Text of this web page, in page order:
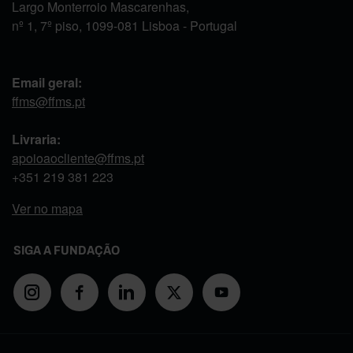
Largo Monterroio Mascarenhas,
nº 1, 7º piso, 1099-081 Lisboa - Portugal
Email geral:
ffms@ffms.pt
Livraria:
apoioaocliente@ffms.pt
+351 219 381 223
Ver no mapa
SIGA A FUNDAÇÃO